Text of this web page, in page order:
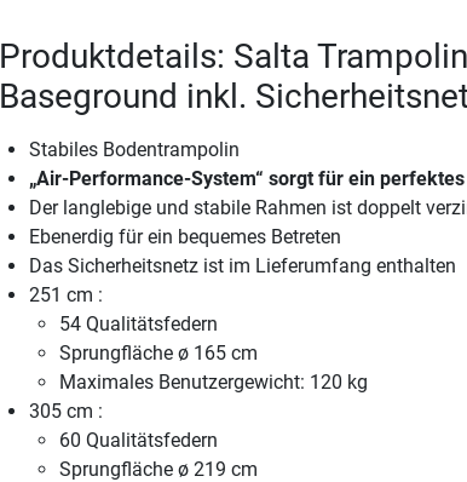
Produktdetails: Salta
Baseground inkl.
Stabiles Bodentrampolin
„Air-Performance-System“ sorgt für ein
Der langlebige und stabile Rahmen ist doppelt
Ebenerdig für ein bequemes Betreten
Das Sicherheitsnetz ist im Lieferumfang enthalten
251 cm :
54 Qualitätsfedern
Sprungfläche ø 165 cm
Maximales Benutzergewicht: 120 kg
305 cm :
60 Qualitätsfedern
Sprungfläche ø 219 cm